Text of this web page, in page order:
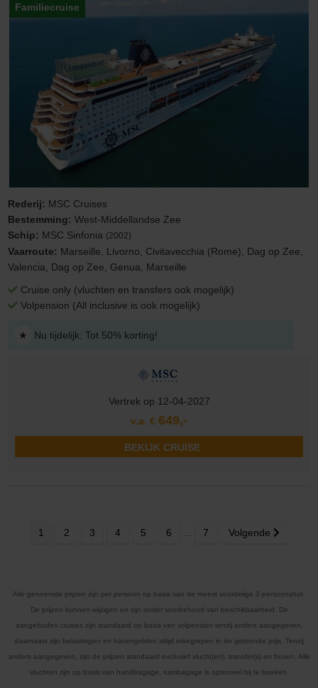
Familiecruise
Rederij: MSC Cruises
Bestemming:West-Middellandse Zee
Schip: MSC Sinfonia (2002)
Vaarroute: Marseille, Livorno, Civitavecchia (Rome), Dag op Zee,
Valencia, Dag op Zee, Genua, Marseille
Cruise only (vluchten en transfers ook mogelijk)
Volpension (All inclusive is ook mogelijk)
★ Nu tijdelijk: Tot 50% korting!
Vertrek op 12-04-2027
v.a. € 649,-
BEKIJK CRUISE
1 2 3 4 5 6 7 Volgende
Alle genoemde prijzen zijn per persoon op basis van de meest voordelige 2-persoonshut.
De prijzen kunnen wijzigen en zijn onder voorbehoud van beschikbaarheid. De
aangeboden cruises zijn standaard op basis van volpension tenzij anders aangegeven,
daarnaast zijn belastingen en havengelden altijd inbegrepen in de getoonde prijs. Tenzij
anders aangegeven, zijn de prijzen standaard exclusief vlucht(en), transfer(s) en fooien. Alle
vluchten zijn op basis van handbagage, ruimbagage is optioneel bij te boeken.